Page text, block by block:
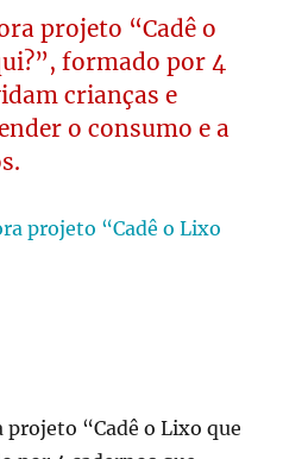
projeto “Cadê o
formado por 4
crianças e
o consumo e a
“Cadê o Lixo que